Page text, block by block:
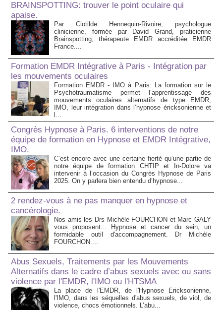
BRAINSPOTTING: trouver le point oculaire qui
apaise.
Par Clotilde Hennequin-Rivoire, psychologue
clinicienne, formée par David Grand, praticienne
Brainspotting, thérapeute EMDR accréditée EMDR
France....
Formation EMDR Intégrative à Paris - Intégration par
les mouvements oculaires
Formation EMDR - IMO à Paris: La formation sur le
Psychotraumatisme permet l’apprentissage des
mouvements oculaires alternatifs de type EMDR,
IMO, leur intégration dans l’hypnose éricksonienne et
l...
Congrès Hypnose à Paris. 6 interventions de notre
équipe de formation en Hypnose et EMDR Intégrative,
IMO.
C’est encore avec une certaine fierté qu’une partie de
notre équipe de formation CHTIP et In-Dolore va
intervenir à l’occasion du Congrès Hypnose de Paris
2025. On y parlera bien entendu d’hypnose...
2 rendez-vous à ne pas manquer en hypnose et
cancérologie.
Nos amis les Drs Michèle FOURCHON et Marc GALY
vous proposent... Hypnose et cancer du sein, un
formidable outil d'accompagnement. Dr Michèle
FOURCHON....
Abus Sexuels, Traitements par les Mouvements
Alternatifs dans le cadre d’abus sexuels avec ou sans
violence par l'EMDR, l'IMO ou l'HTSMA
La place de l'EMDR, de l'Hypnose Ericksonienne,
l'IMO, dans les séquelles d'abus sexuels, de viol, de
violence, chocs émotionnels. L’abu...